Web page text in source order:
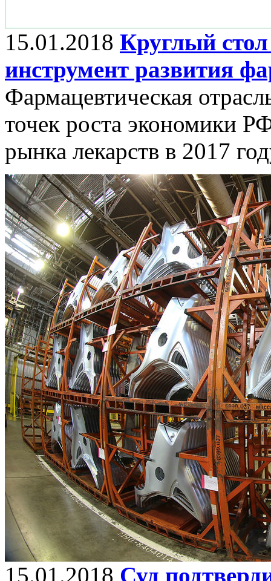
15.01.2018 Круглый
инструмент развития
Фармацевтическая
точек роста экономики
рынка лекарств в 2017
15.01.2018 Суд